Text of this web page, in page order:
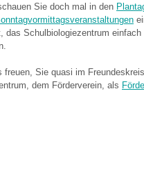
Sie doch mal in den
das Schulbiologiezentrum einfach
freuen, Sie quasi im
dem Förderverein, als